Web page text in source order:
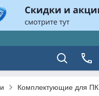
Комплектующие для ПК